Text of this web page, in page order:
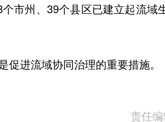
市州、39个县区已建立起流域
进流域协同治理的重要措施。
责任